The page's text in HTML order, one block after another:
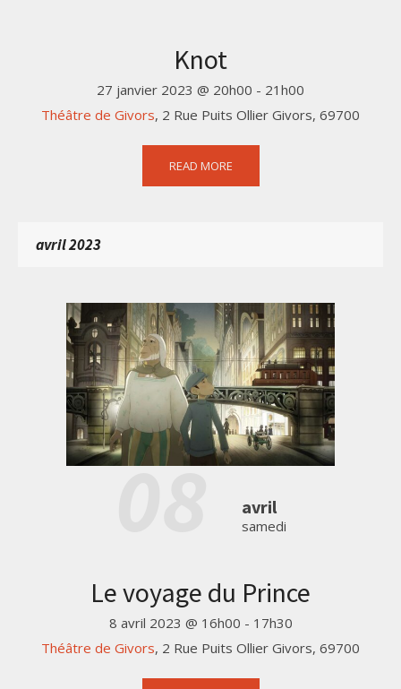
Knot
27 janvier 2023 @ 20h00 - 21h00
Théâtre de Givors, 2 Rue Puits Ollier Givors, 69700
READ MORE
avril 2023
08 avril
samedi
Le voyage du Prince
8 avril 2023 @ 16h00 - 17h30
Théâtre de Givors, 2 Rue Puits Ollier Givors, 69700